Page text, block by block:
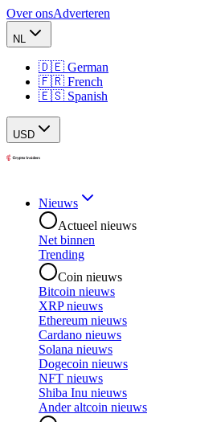
Over onsAdverteren
NL
🇩🇪 German
🇫🇷 French
🇪🇸 Spanish
USD
Nieuws
Actueel nieuws
Net binnen
Trending
Coin nieuws
Bitcoin nieuws
XRP nieuws
Ethereum nieuws
Cardano nieuws
Solana nieuws
Dogecoin nieuws
NFT nieuws
Shiba Inu nieuws
Ander altcoin nieuws